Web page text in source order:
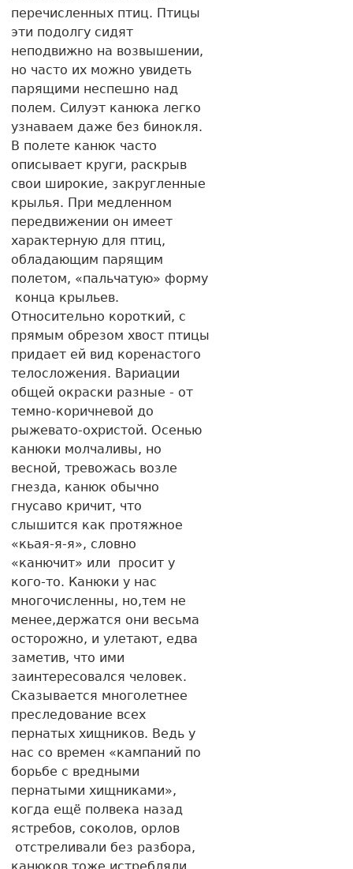
перечисленных птиц. Птицы
эти подолгу сидят
неподвижно на возвышении,
но часто их можно увидеть
парящими неспешно над
полем. Силуэт канюка легко
узнаваем даже без бинокля.
В полете канюк часто
описывает круги, раскрыв
свои широкие, закругленные
крылья. При медленном
передвижении он имеет
характерную для птиц,
обладающим парящим
полетом, «пальчатую» форму
конца крыльев.
Относительно короткий, с
прямым обрезом хвост птицы
придает ей вид коренастого
телосложения. Вариации
общей окраски разные - от
темно-коричневой до
рыжевато-охристой. Осенью
канюки молчаливы, но
весной, тревожась возле
гнезда, канюк обычно
гнусаво кричит, что
слышится как протяжное
«кьая-я-я», словно
«канючит» или просит у
кого-то. Канюки у нас
многочисленны, но,тем не
менее,держатся они весьма
осторожно, и улетают, едва
заметив, что ими
заинтересовался человек.
Сказывается многолетнее
преследование всех
пернатых хищников. Ведь у
нас со времен «кампаний по
борьбе с вредными
пернатыми хищниками»,
когда ещё полвека назад
ястребов, соколов, орлов
отстреливали без разбора,